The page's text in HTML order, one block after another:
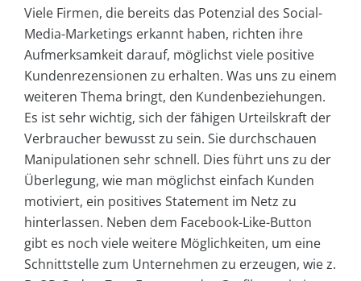
Viele Firmen, die bereits das Potenzial des Social-
Media-Marketings erkannt haben, richten ihre
Aufmerksamkeit darauf, möglichst viele positive
Kundenrezensionen zu erhalten. Was uns zu einem
weiteren Thema bringt, den Kundenbeziehungen.
Es ist sehr wichtig, sich der fähigen Urteilskraft der
Verbraucher bewusst zu sein. Sie durchschauen
Manipulationen sehr schnell. Dies führt uns zu der
Überlegung, wie man möglichst einfach Kunden
motiviert, ein positives Statement im Netz zu
hinterlassen. Neben dem Facebook-Like-Button
gibt es noch viele weitere Möglichkeiten, um eine
Schnittstelle zum Unternehmen zu erzeugen, wie z.